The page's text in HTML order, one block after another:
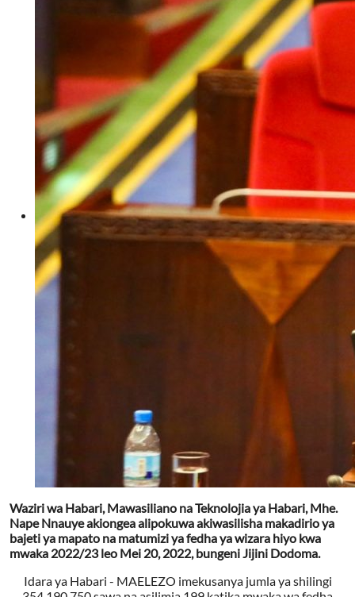
Waziri wa Habari, Mawasiliano na Teknolojia ya Habari, Mhe.
Nape Nnauye akiongea alipokuwa akiwasilisha makadirio ya
bajeti ya mapato na matumizi ya fedha ya wizara hiyo kwa
mwaka 2022/23 leo Mei 20, 2022, bungeni Jijini Dodoma.
Idara ya Habari - MAELEZO imekusanya jumla ya shilingi